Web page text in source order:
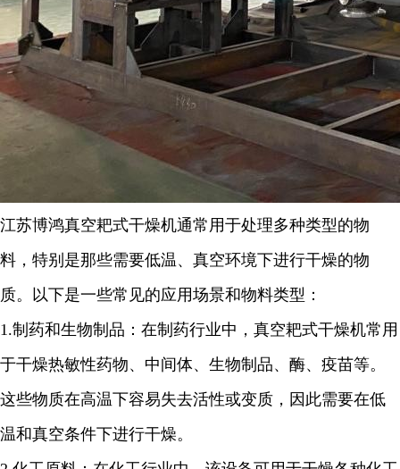
江苏博鸿真空耙式干燥机通常用于处理多种类型的物
料，特别是那些需要低温、真空环境下进行干燥的物
质。以下是一些常见的应用场景和物料类型：
1.制药和生物制品：在制药行业中，真空耙式干燥机常用
于干燥热敏性药物、中间体、生物制品、酶、疫苗等。
这些物质在高温下容易失去活性或变质，因此需要在低
温和真空条件下进行干燥。